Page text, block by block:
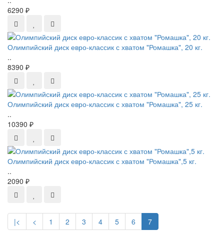
6290 ₽
Олимпийский диск евро-классик с хватом "Ромашка", 20 кг.
..
8390 ₽
Олимпийский диск евро-классик с хватом "Ромашка", 25 кг.
..
10390 ₽
Олимпийский диск евро-классик с хватом "Ромашка",5 кг.
..
2090 ₽
|< < 1 2 3 4 5 6 7